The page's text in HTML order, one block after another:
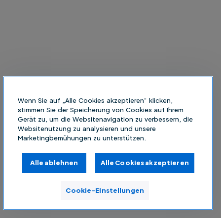
Wenn Sie auf „Alle Cookies akzeptieren“ klicken,
stimmen Sie der Speicherung von Cookies auf Ihrem
Gerät zu, um die Websitenavigation zu verbessern, die
Websitenutzung zu analysieren und unsere
Marketingbemühungen zu unterstützen.
Alle ablehnen Alle Cookies akzeptieren
Cookie-Einstellungen